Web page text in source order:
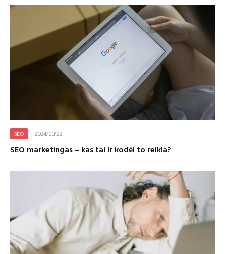
SEO 2024/10/22
SEO marketingas – kas tai ir kodėl to reikia?